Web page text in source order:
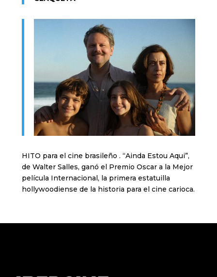
HITO para el cine brasileño . “Ainda Estou Aqui”,
de Walter Salles, ganó el Premio Oscar a la Mejor
película Internacional, la primera estatuilla
hollywoodiense de la historia para el cine carioca.